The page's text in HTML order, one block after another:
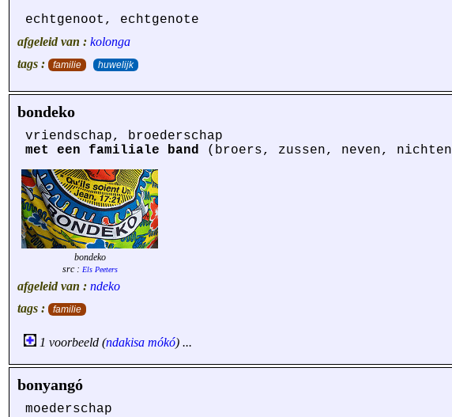
echtgenoot, echtgenote
afgeleid van : kolonga
tags :
familie huwelijk
bondeko
vriendschap, broederschap
met een familiale band (broers, zussen, neven,
bondeko
src : Els Peeters
afgeleid van : ndeko
tags :
familie
1 voorbeeld (ndakisa mókó) ...
bonyangó
moederschap